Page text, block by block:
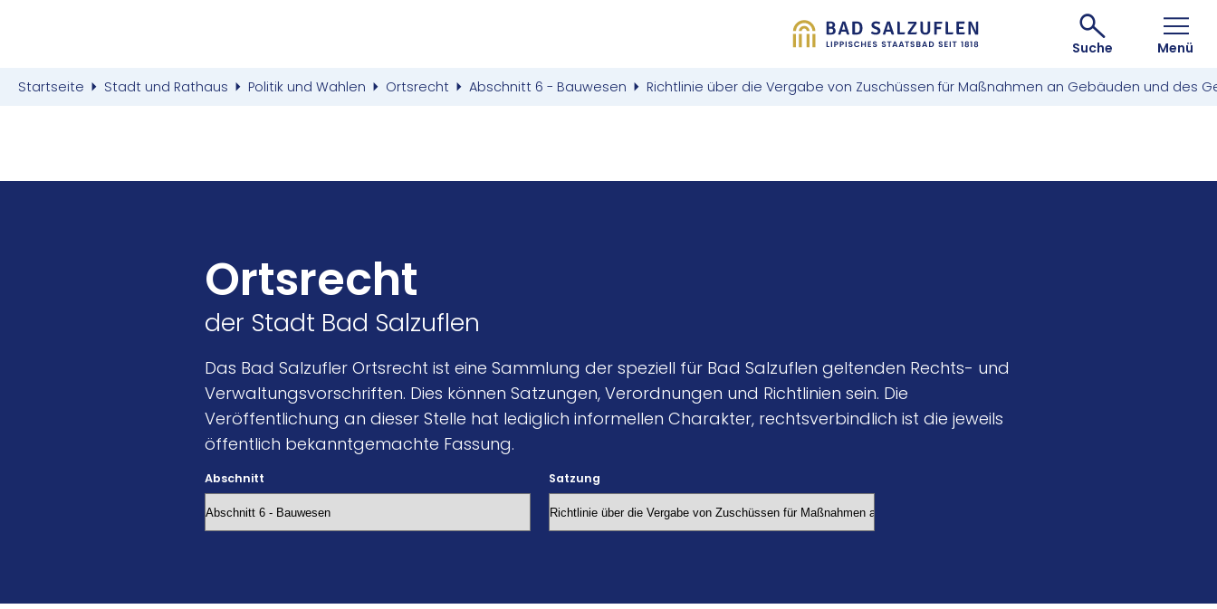
Suche Menü
Startseite Stadt und Rathaus Politik und Wahlen Ortsrecht Abschnitt 6 - Bauwesen Richtlinie über die Vergabe von Zuschüssen für Maßnahmen an Gebäuden und
Ortsrecht
der Stadt Bad Salzuflen
Das Bad Salzufler Ortsrecht ist eine Sammlung der speziell für Bad Salzuflen geltenden Rechts- und
Verwaltungsvorschriften. Dies können Satzungen, Verordnungen und Richtlinien sein. Die
Veröffentlichung an dieser Stelle hat lediglich informellen Charakter, rechtsverbindlich ist die jeweils
öffentlich bekanntgemachte Fassung.
Abschnitt Satzung